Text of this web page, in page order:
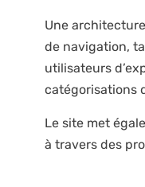
Une
de navigation,
utilisateurs
catégorisations
Le site met
à travers des